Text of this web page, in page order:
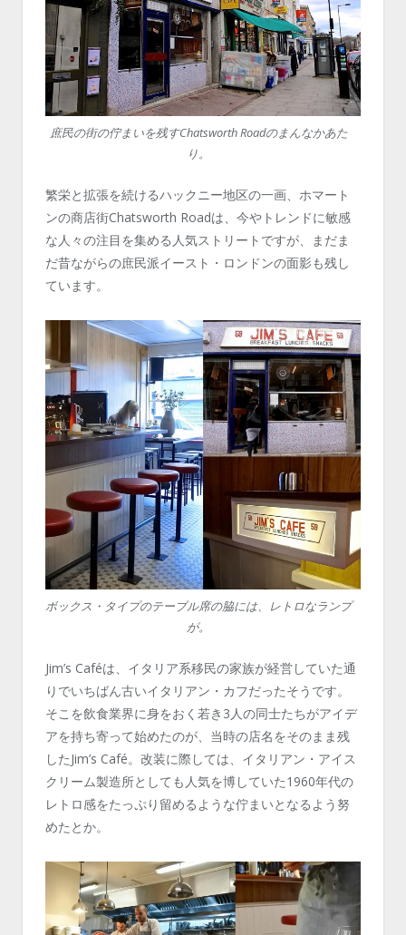
庶民の街の佇まいを残すChatsworth Roadのまんなかあた
り。
繁栄と拡張を続けるハックニー地区の一画、ホマート
ンの商店街Chatsworth Roadは、今やトレンドに敏感
な人々の注目を集める人気ストリートですが、まだま
だ昔ながらの庶民派イースト・ロンドンの面影も残し
ています。
ボックス・タイプのテーブル席の脇には、レトロなランプ
が。
Jim’s Caféは、イタリア系移民の家族が経営していた通
りでいちばん古いイタリアン・カフだったそうです。
そこを飲食業界に身をおく若き3人の同士たちがアイデ
アを持ち寄って始めたのが、当時の店名をそのまま残
したJim’s Café。改装に際しては、イタリアン・アイス
クリーム製造所としても人気を博していた1960年代の
レトロ感をたっぷり留めるような佇まいとなるよう努
めたとか。